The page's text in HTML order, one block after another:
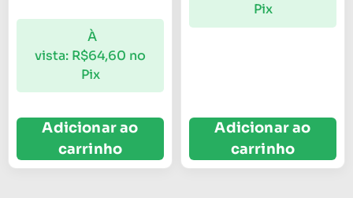
À
vista: R$64,60 no
Pix
Adicionar ao
carrinho
Pix
Adicionar ao
carrinho